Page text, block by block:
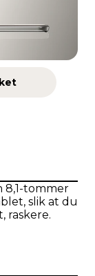
8,1-tommer
slik at du
raskere.